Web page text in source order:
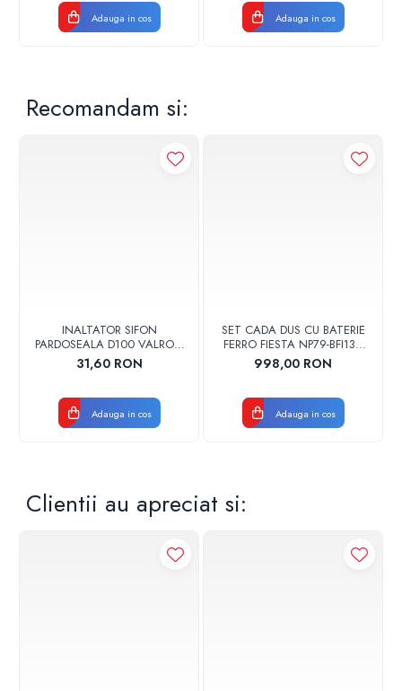
Adauga in cos Adauga in cos
Recomandam si:
INALTATOR SIFON
PARDOSEALA D100 VALROM
17001900004
31,60 RON
Adauga in cos
SET CADA DUS CU BATERIE
FERRO FIESTA NP79-BFI13U
CROM
998,00 RON
Adauga in cos
Clientii au apreciat si: